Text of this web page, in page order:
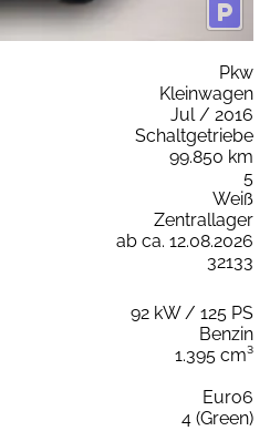
Pkw
Kleinwagen
Jul / 2016
Schaltgetriebe
99.850 km
5
Weiß
Zentrallager
ab ca. 12.08.2026
32133
92 kW / 125 PS
Benzin
1.395 cm³
Euro6
4 (Green)